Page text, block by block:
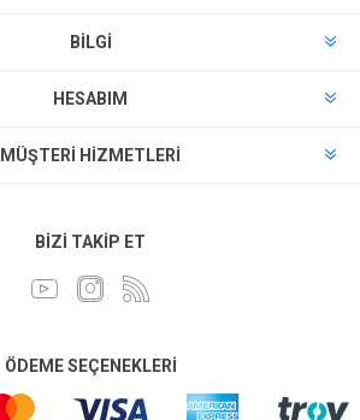
BILGI
HESABIM
MÜŞTERI HIZMETLERI
BIZI TAKIP ET
ÖDEME SEÇENEKLERI